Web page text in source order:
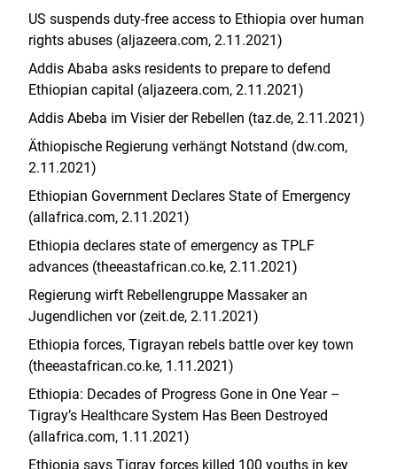
US suspends duty-free access to Ethiopia over human
rights abuses (aljazeera.com, 2.11.2021)
Addis Ababa asks residents to prepare to defend
Ethiopian capital (aljazeera.com, 2.11.2021)
Addis Abeba im Visier der Rebellen (taz.de, 2.11.2021)
Äthiopische Regierung verhängt Notstand (dw.com,
2.11.2021)
Ethiopian Government Declares State of Emergency
(allafrica.com, 2.11.2021)
Ethiopia declares state of emergency as TPLF
advances (theeastafrican.co.ke, 2.11.2021)
Regierung wirft Rebellengruppe Massaker an
Jugendlichen vor (zeit.de, 2.11.2021)
Ethiopia forces, Tigrayan rebels battle over key town
(theeastafrican.co.ke, 1.11.2021)
Ethiopia: Decades of Progress Gone in One Year –
Tigray’s Healthcare System Has Been Destroyed
(allafrica.com, 1.11.2021)
Ethiopia says Tigray forces killed 100 youths in key